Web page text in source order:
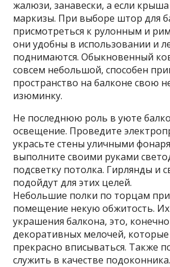
жалюзи, занавески, а если крыша
маркизы. При выборе штор для
присмотреться к рулонным и
они удобны в использовании и
поднимаются. Обыкновенный
совсем небольшой, способен
пространство на балконе свою
изюминку.
Не последнюю роль в уюте
освещение. Проведите
украсьте стены уличными
выполните своими руками
подсветку потолка. Гирлянды и
подойдут для этих целей.
Небольшие полки по торцам
помещение некую обжитость.
украшения балкона, это,
декоративных мелочей, которые
прекрасно вписываться. Также
служить в качестве подоконника.